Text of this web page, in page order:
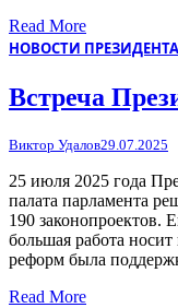
Read More
НОВОСТИ ПРЕЗИДЕНТА
Встреча
Виктор Удалов29.07.2025
25 июля 2025 года
палата парламента
190 законопроектов.
большая работа
реформ была
Read More